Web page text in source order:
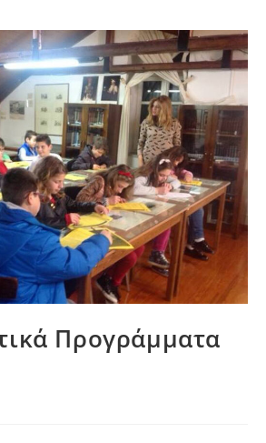
Προγράμματα